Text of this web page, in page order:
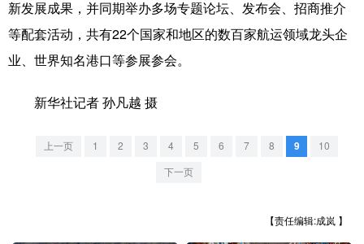
辽宁 吉林 上海 江苏
浙江 安徽
山东 河南
重庆
新发展成果，并同期举办多场专题论坛、发布会、招商推介
等配套活动，共有22个国家和地区的数百家航运领域龙头企
业、世界知名港口等参展参会。
新华社记者 孙凡越 摄
上一页 1 2 3 4 5 6 7 8 9 10
下一页
【责任编辑:成岚 】